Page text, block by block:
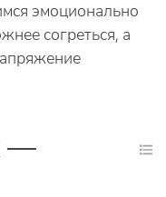
эмоционально
согреться, а
—